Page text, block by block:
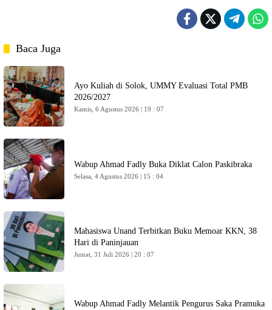
Baca Juga
Ayo Kuliah di Solok, UMMY Evaluasi Total PMB
2026/2027
Kamis, 6 Agustus 2026 | 19 : 07
Wabup Ahmad Fadly Buka Diklat Calon Paskibraka
Selasa, 4 Agustus 2026 | 15 : 04
Mahasiswa Unand Terbitkan Buku Memoar KKN, 38
Hari di Paninjauan
Jumat, 31 Juli 2026 | 20 : 07
Wabup Ahmad Fadly Melantik Pengurus Saka Pramuka